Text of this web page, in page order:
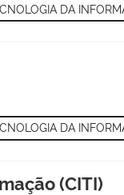
DA
DA
(CITI)